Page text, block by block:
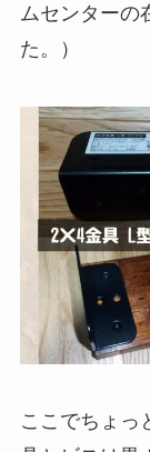
ムセンターの
た。）
ここでちょっ